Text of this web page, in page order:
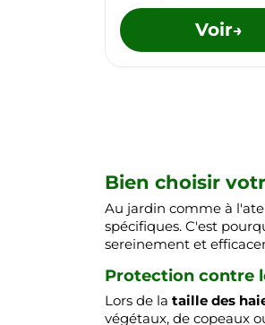
Voir→
Bien choisir
Au jardin comme à
spécifiques. C'est
sereinement et
Protection contre
Lors de la taille des
végétaux, de copeaux